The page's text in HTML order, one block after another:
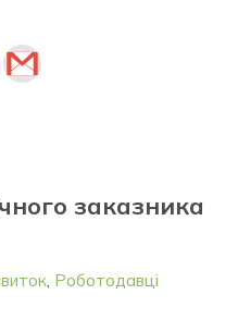
заказника
Роботодавці